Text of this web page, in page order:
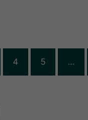
4 5 …